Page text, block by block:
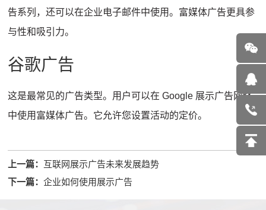
告系列，还可以在企业电子邮件中使用。 富媒体广告更具参
与性和吸引力。
谷歌广告
这是最常见的广告类型。 用户可以在 Google 展示广告网络
中使用富媒体广告。 它允许您设置活动的定价。
上一篇： 互联网展示广告未来发展趋势
下一篇：企业如何使用展示广告